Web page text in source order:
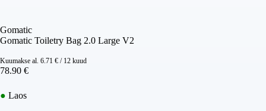
Gomatic
Gomatic Toiletry Bag 2.0 Large V2
Kuumakse al. 6.71 € / 12 kuud
78.90 €
● Laos